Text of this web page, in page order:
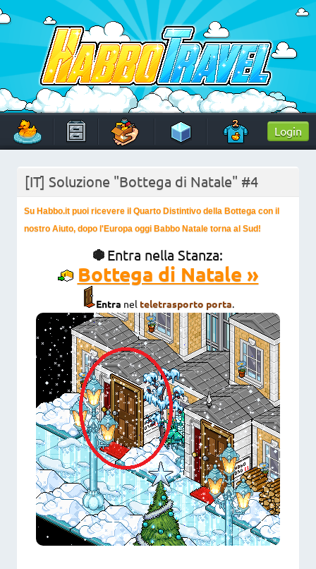
Skip
to
content
HabboTravel
Un viaggio di pixel!
Login
[IT] Soluzione "Bottega di Natale" #4
Su Habbo.it puoi ricevere il Quarto Distintivo della Bottega con il
nostro Aiuto, dopo l'Europa oggi Babbo Natale torna al Sud!
Entra nella Stanza:
Bottega di Natale »
Entra nel teletrasporto porta.